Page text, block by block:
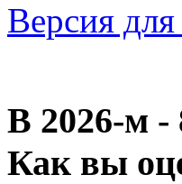
Версия
В 2026‑м
Как вы